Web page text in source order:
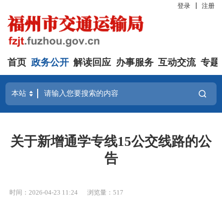
登录 注册
首页 政务公开 解读回应 办事服务 互动交流 专题
关于新增通学专线15公交线路的公
告
时间：2026-04-23 11:24 浏览量：517